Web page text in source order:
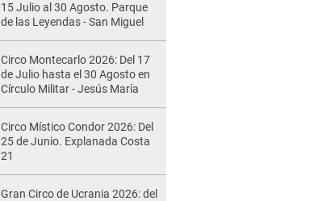
15 Julio al 30 Agosto. Parque
de las Leyendas - San Miguel
Circo Montecarlo 2026: Del 17
de Julio hasta el 30 Agosto en
Círculo Militar - Jesús María
Circo Místico Condor 2026: Del
25 de Junio. Explanada Costa
21
Gran Circo de Ucrania 2026: del